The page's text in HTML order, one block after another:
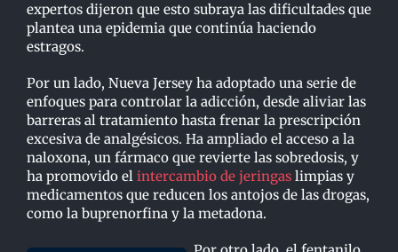
expertos dijeron que esto subraya las dificultades que
plantea una epidemia que continúa haciendo
estragos.
Por un lado, Nueva Jersey ha adoptado una serie de
enfoques para controlar la adicción, desde aliviar las
barreras al tratamiento hasta frenar la prescripción
excesiva de analgésicos. Ha ampliado el acceso a la
naloxona, un fármaco que revierte las sobredosis, y
ha promovido el intercambio de jeringaslimpias y
medicamentos que reducen los antojos de las drogas,
como la buprenorfina y la metadona.